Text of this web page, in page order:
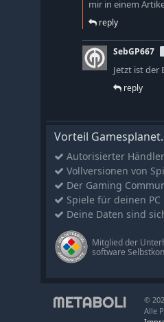
mir in einem
reply
SebGP667
Jetzt ist der
reply
Vorteil
Autorisierter
Vollversionen von
Der Gaming
Spiele für deinen
Deine Daten sind
Mitglied der
software
©
Alle